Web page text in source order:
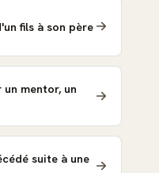
fils à son père
mentor, un
suite à une